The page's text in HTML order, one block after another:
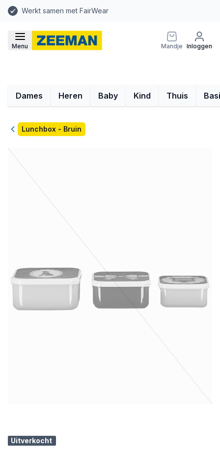
Werkt samen met FairWear
Menu Mandje Inloggen
Dames Heren Baby Kind Thuis
TerugLunchbox - Bruin
Uitverkocht